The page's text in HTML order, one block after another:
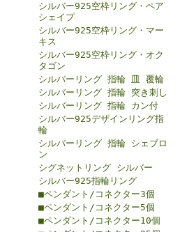
シルバー925空枠リング・ペア
シェイプ
シルバー925空枠リング・マー
キス
シルバー925空枠リング・オク
タゴン
シルバーリング 指輪 皿 覆輪
シルバーリング 指輪 突き刺し
シルバーリング 指輪 カン付
シルバー925デザインリング指
輪
シルバーリング 指輪 シェブロ
ン
シグネットリング シルバー
シルバー925指輪リング
■ペンダント/コネクター3個
■ペンダント/コネクター5個
■ペンダント/コネクター10個